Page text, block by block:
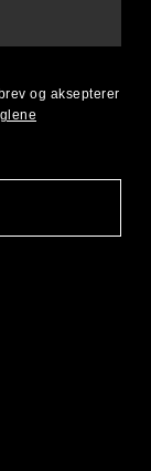
og aksepterer